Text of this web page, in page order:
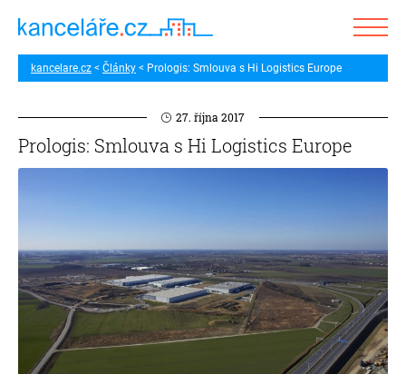
kancelare.cz Články Prologis: Smlouva s Hi Logistics Europe
27. října 2017
Prologis: Smlouva s Hi Logistics Europe